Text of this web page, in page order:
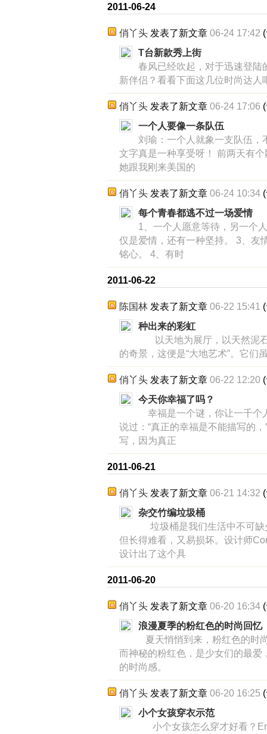
2011-06-24
俏丫头 发表了新文章 06-24 17:42 (
T台新款秀上街
春风已经吹起，对于迅速登陆
新伴侣？看看下面这几位时尚达
俏丫头 发表了新文章 06-24 17:06 (
一个人要像一条队伍
刘瑜：一个人就象一支队伍，
文字真是一种享受呀！ 前两天有
她跟我刚来美国的
俏丫头 发表了新文章 06-24 10:34 (
每个青春都逃不过一场爱情
1、一个人愿意等待，另一个
仅是爱情，还有一种坚持。 3、友
铭心。 4、有时
2011-06-22
陈国林 发表了新文章 06-22 15:41 (
种出来的彩虹
以天地为展厅，以天然泥
的奇景，这便是“大地艺术”。它们
俏丫头 发表了新文章 06-22 12:20 (
今天你幸福了吗？
幸福是一个谜，你让一千个
说过：“真正的幸福是不能描写的
写，因为真正
2011-06-21
俏丫头 发表了新文章 06-21 14:32 (
杂交竹编垃圾桶
垃圾桶是我们生活中不可缺
但长得难看，又易损坏。设计师
设计出了这个具
2011-06-20
俏丫头 发表了新文章 06-20 16:34 (
浪漫夏季的粉红色的时尚回忆
夏天悄悄到来，粉红色的时
而神秘的粉红色，是少女们的最
的时尚感。
俏丫头 发表了新文章 06-20 16:25 (
小个女孩穿衣示范
小个女孩怎么穿才好看？